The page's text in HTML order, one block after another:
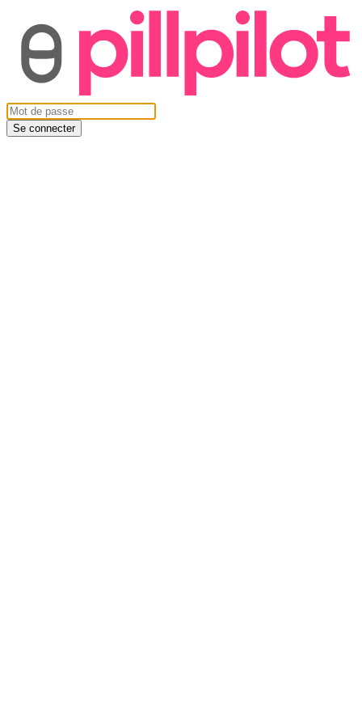
Se connecter